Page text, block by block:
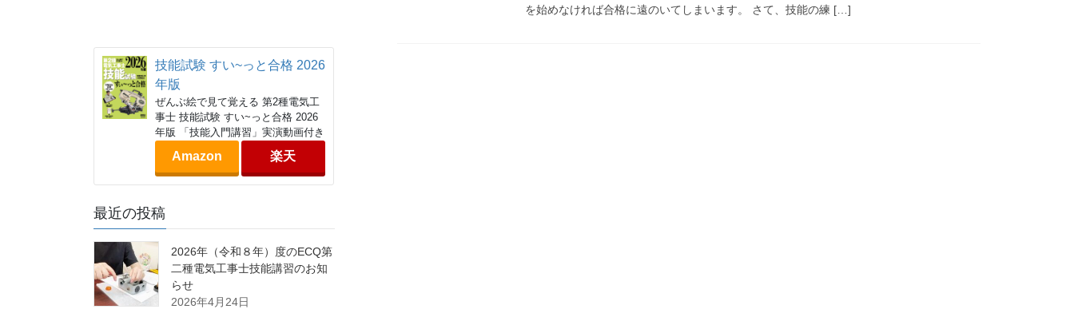
を始めなければ合格に遠のいてしまいます。 さて、技能の練 […]
技能試験 すい~っと合格 2026
年版
ぜんぶ絵で見て覚える 第2種電気工
事士 技能試験 すい~っと合格 2026
年版 「技能入門講習」実演動画付き
Amazon 楽天
最近の投稿
2026年（令和８年）度のECQ第
二種電気工事士技能講習のお知
らせ
2026年4月24日